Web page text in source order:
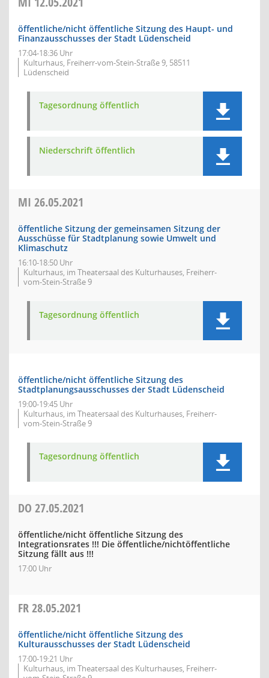
öffentliche/nicht öffentliche Sitzung des Haupt- und
Finanzausschusses der Stadt Lüdenscheid
17:04-18:36 Uhr
Kulturhaus, Freiherr-vom-Stein-Straße 9, 58511
Lüdenscheid
Tagesordnung öffentlich
Niederschrift öffentlich
MI 26.05.2021
öffentliche Sitzung der gemeinsamen Sitzung der
Ausschüsse für Stadtplanung sowie Umwelt und
Klimaschutz
16:10-18:50 Uhr
Kulturhaus, im Theatersaal des Kulturhauses, Freiherr-
vom-Stein-Straße 9
Tagesordnung öffentlich
öffentliche/nicht öffentliche Sitzung des
Stadtplanungsausschusses der Stadt Lüdenscheid
19:00-19:45 Uhr
Kulturhaus, im Theatersaal des Kulturhauses, Freiherr-
vom-Stein-Straße 9
Tagesordnung öffentlich
DO 27.05.2021
öffentliche/nicht öffentliche Sitzung des
Integrationsrates !!! Die öffentliche/nichtöffentliche
Sitzung fällt aus !!!
17:00 Uhr
FR28.05.2021
öffentliche/nicht öffentliche Sitzung des
Kulturausschusses der Stadt Lüdenscheid
17:00-19:21 Uhr
Kulturhaus, im Theatersaal des Kulturhauses, Freiherr-